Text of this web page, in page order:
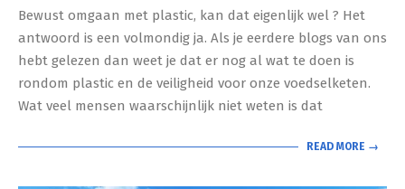
09-
11
Bewust omgaan met plastic, kan dat eigenlijk wel ? Het
antwoord is een volmondig ja. Als je eerdere blogs van ons
hebt gelezen dan weet je dat er nog al wat te doen is
rondom plastic en de veiligheid voor onze voedselketen.
Wat veel mensen waarschijnlijk niet weten is dat
READ MORE →